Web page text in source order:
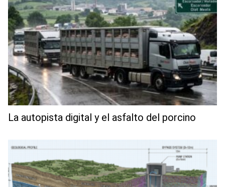
La autopista digital y el asfalto del porcino